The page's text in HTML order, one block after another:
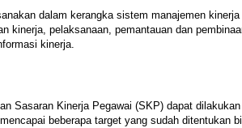
dalam kerangka sistem manajemen kinerja
kinerja, pelaksanaan, pemantauan dan
kinerja.
Sasaran Kinerja Pegawai (SKP) dapat
beberapa target yang sudah ditentukan